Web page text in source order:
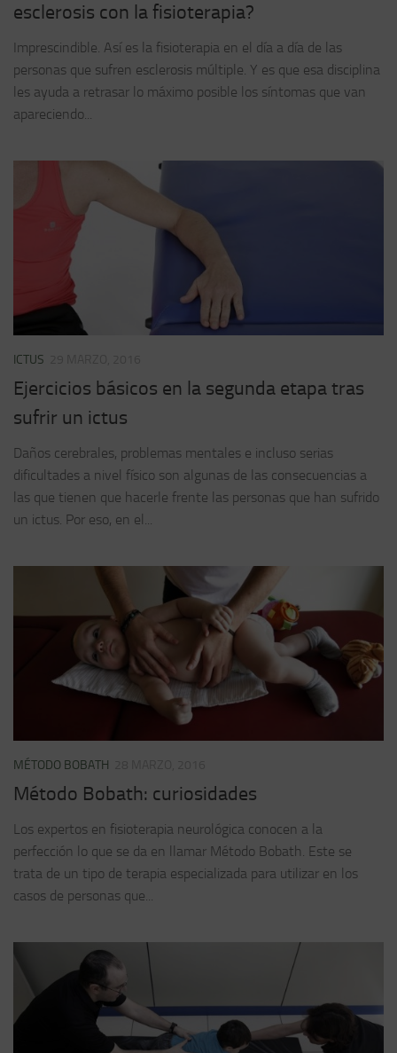
esclerosis con la fisioterapia?
Imprescindible. Así es la fisioterapia en el día a día de las
personas que sufren esclerosis múltiple. Y es que esa disciplina
les ayuda a retrasar lo máximo posible los síntomas que van
apareciendo...
ICTUS
Ejercicios básicos en la segunda etapa tras
sufrir un ictus
Daños cerebrales, problemas mentales e incluso serias
dificultades a nivel físico son algunas de las consecuencias a
las que tienen que hacerle frente las personas que han sufrido
un ictus. Por eso, en el...
MÉTODO BOBATH
Método Bobath: curiosidades
Los expertos en fisioterapia neurológica conocen a la
perfección lo que se da en llamar Método Bobath. Este se
trata de un tipo de terapia especializada para utilizar en los
casos de personas que...